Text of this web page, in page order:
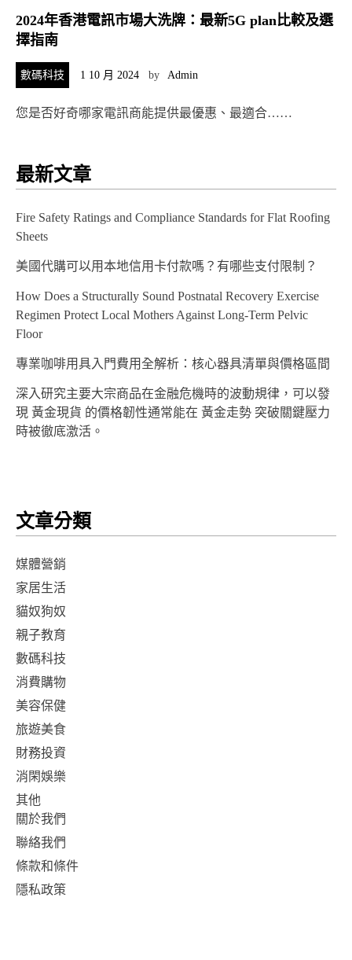
2024年香港電訊市場大洗牌：最新5G plan比較及選
擇指南
數碼科技 1 10 月 2024 by Admin
您是否好奇哪家電訊商能提供最優惠、最適合……
最新文章
Fire Safety Ratings and Compliance Standards for Flat Roofing
Sheets
美國代購可以用本地信用卡付款嗎？有哪些支付限制？
How Does a Structurally Sound Postnatal Recovery Exercise
Regimen Protect Local Mothers Against Long-Term Pelvic
Floor
專業咖啡用具入門費用全解析：核心器具清單與價格區間
深入研究主要大宗商品在金融危機時的波動規律，可以發
現 黃金現貨 的價格韌性通常能在 黃金走勢 突破關鍵壓力
時被徹底激活。
文章分類
媒體營銷
家居生活
貓奴狗奴
親子教育
數碼科技
消費購物
美容保健
旅遊美食
財務投資
消閑娛樂
其他
關於我們
聯絡我們
條款和條件
隱私政策